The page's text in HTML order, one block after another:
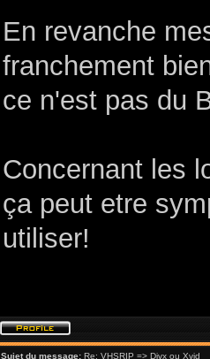
En revanche
franchement
ce n'est pas du
Concernant les
ça peut etre
utiliser!
Sujet du message: Re: VHSRIP => Divx ou Xvid